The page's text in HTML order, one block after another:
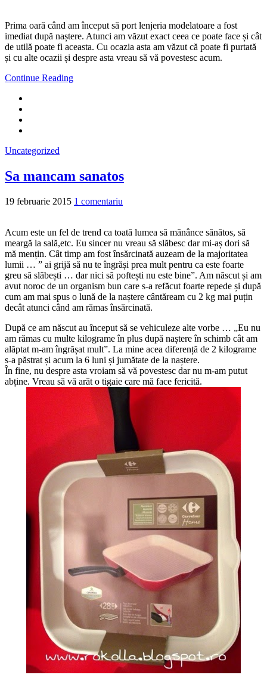
Prima oară când am început să port lenjeria modelatoare a fost
imediat după naștere. Atunci am văzut exact ceea ce poate face și cât
de utilă poate fi aceasta. Cu ocazia asta am văzut că poate fi purtată
și cu alte ocazii și despre asta vreau să vă povestesc acum.
Continue Reading
Uncategorized
Sa mancam sanatos
19 februarie 2015 1 comentariu
Acum este un fel de trend ca toată lumea să mănânce sănătos, să
meargă la sală,etc. Eu sincer nu vreau să slăbesc dar mi-aș dori să
mă mențin. Cât timp am fost însărcinată auzeam de la majoritatea
lumii … ” ai grijă să nu te îngrăși prea mult pentru ca este foarte
greu să slăbești … dar nici să poftești nu este bine”. Am născut și am
avut noroc de un organism bun care s-a refăcut foarte repede și după
cum am mai spus o lună de la naștere cântăream cu 2 kg mai puțin
decât atunci când am rămas însărcinată.
După ce am născut au început să se vehiculeze alte vorbe … „Eu nu
am rămas cu multe kilograme în plus după naștere în schimb cât am
alăptat m-am îngrășat mult”. La mine acea diferență de 2 kilograme
s-a păstrat și acum la 6 luni și jumătate de la naștere.
În fine, nu despre asta vroiam să vă povestesc dar nu m-am putut
abține. Vreau să vă arăt o tigaie care mă face fericită.